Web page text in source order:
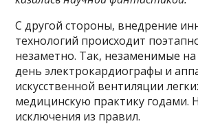
С другой стороны, внедрение
технологий происходит
незаметно. Так, незаменимые
день электрокардиографы и
искусственной вентиляции
медицинскую практику годами.
исключения из правил.